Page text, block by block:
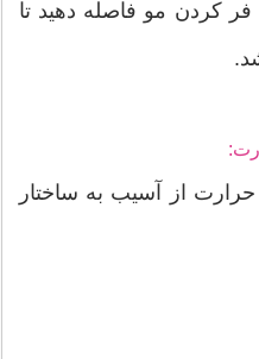
فر کردن مو فاصله دهید تا
از آسیب به ساختار